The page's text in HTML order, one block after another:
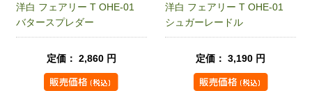
洋白 フェアリー T OHE-01
バタースプレダー
定価： 2,860 円
洋白 フェアリー T OHE-01
シュガーレードル
定価： 3,190 円